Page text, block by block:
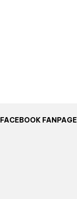
FACEBOOK FANPAGE